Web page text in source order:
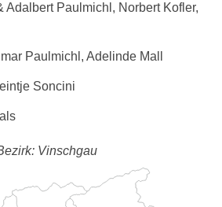
Adalbert Paulmichl, Norbert Kofler,
Paulmichl, Adelinde Mall
Soncini
Vinschgau